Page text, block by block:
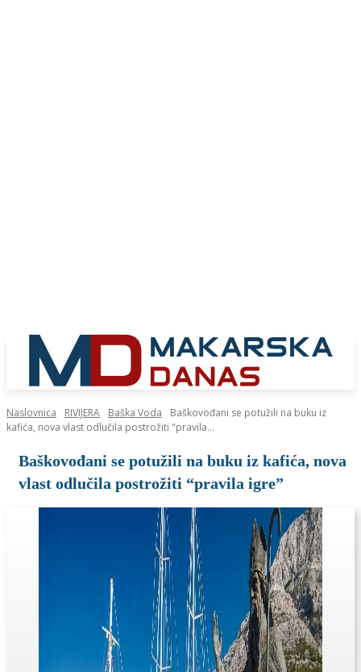
Naslovnica RIVIJERA Baška Voda
Baškovođani se potužili na buku iz
kafića, nova vlast odlučila postrožiti "pravila...
Baškovođani se potužili na buku iz kafića, nova
vlast odlučila postrožiti “pravila igre”